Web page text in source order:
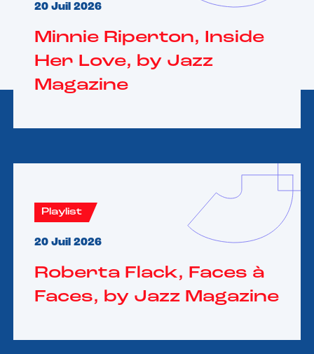
20 Juil 2026
Minnie Riperton, Inside
Her Love, by Jazz
Magazine
Playlist
20 Juil 2026
Roberta Flack, Faces à
Faces, by Jazz Magazine